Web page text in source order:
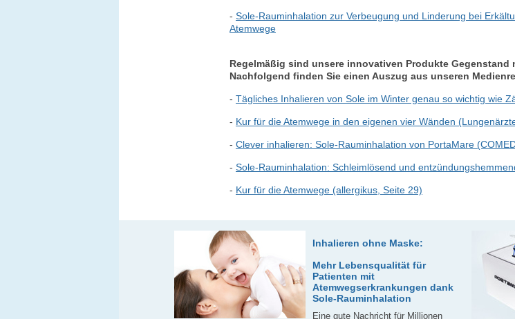
- Sole-Rauminhalation zur Verbeugung und Linderung bei
Atemwege
Regelmäßig sind unsere innovativen Produkte Gegenstand
Nachfolgend finden Sie einen Auszug aus unseren
- Tägliches Inhalieren von Sole im Winter genau so wichtig wie
- Kur für die Atemwege in den eigenen vier Wänden
- Clever inhalieren: Sole-Rauminhalation von PortaMare
- Sole-Rauminhalation: Schleimlösend und
- Kur für die Atemwege (allergikus, Seite 29)
Inhalieren ohne Maske:
Mehr Lebensqualität für
Patienten mit
Atemwegserkrankungen dank
Sole-Rauminhalation
Eine gute Nachricht für Millionen